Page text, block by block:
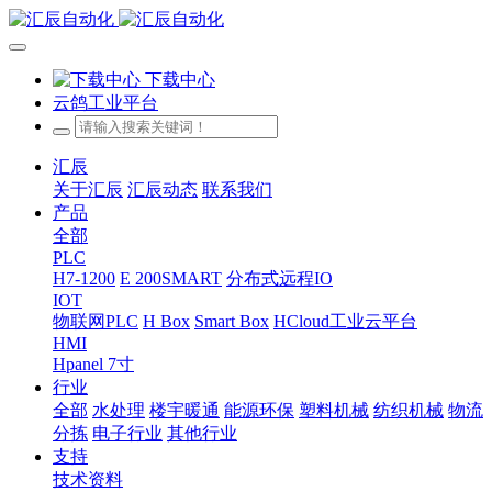
下载中心
云鸽工业平台
汇辰
关于汇辰 汇辰动态 联系我们
产品
全部
PLC
H7-1200 E 200SMART 分布式远程IO
IOT
物联网PLC H Box Smart Box HCloud工业云平台
HMI
Hpanel 7寸
行业
全部 水处理 楼宇暖通 能源环保 塑料机械 纺织机械 物流
分拣 电子行业 其他行业
支持
技术资料